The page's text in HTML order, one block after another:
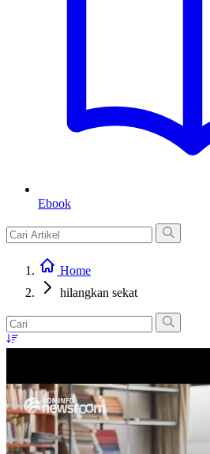
Ebook
Home
hilangkan sekat